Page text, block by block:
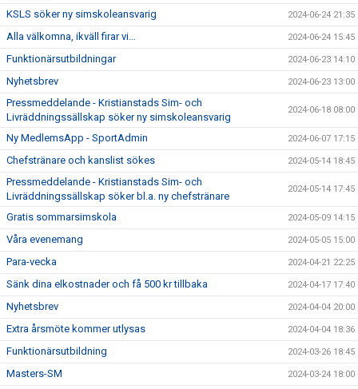
KSLS söker ny simskoleansvarig 2024-06-24 21:35
Alla välkomna, ikväll firar vi… 2024-06-24 15:45
Funktionärsutbildningar 2024-06-23 14:10
Nyhetsbrev 2024-06-23 13:00
Pressmeddelande - Kristianstads Sim- och
Livräddningssällskap söker ny simskoleansvarig
2024-06-18 08:00
Ny MedlemsApp - SportAdmin 2024-06-07 17:15
Chefstränare och kanslist sökes 2024-05-14 18:45
Pressmeddelande - Kristianstads Sim- och
Livräddningssällskap söker bl.a. ny chefstränare
2024-05-14 17:45
Gratis sommarsimskola 2024-05-09 14:15
Våra evenemang 2024-05-05 15:00
Para-vecka 2024-04-21 22:25
Sänk dina elkostnader och få 500 kr tillbaka 2024-04-17 17:40
Nyhetsbrev 2024-04-04 20:00
Extra årsmöte kommer utlysas 2024-04-04 18:36
Funktionärsutbildning 2024-03-26 18:45
Masters-SM 2024-03-24 18:00